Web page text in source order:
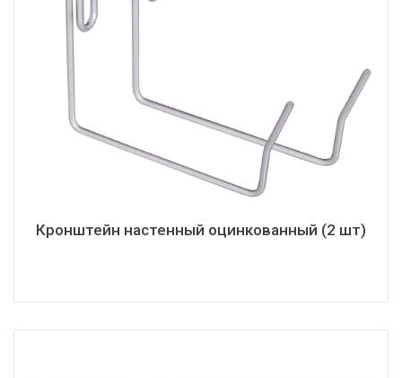
Кронштейн настенный оцинкованный (2 шт)